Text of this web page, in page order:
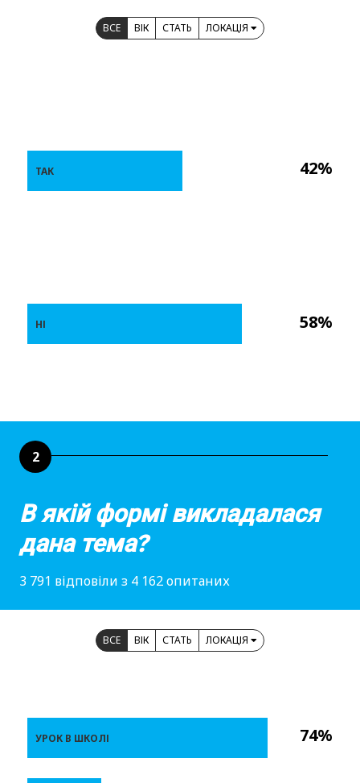
ВСЕ ВІК СТАТЬ ЛОКАЦІЯ
42%
58%
ТАК
НІ
2
В якій формі викладалася
дана тема?
3 791 відповіли з 4 162 опитаних
ВСЕ ВІК СТАТЬ ЛОКАЦІЯ
74%
УРОК В ШКОЛІ